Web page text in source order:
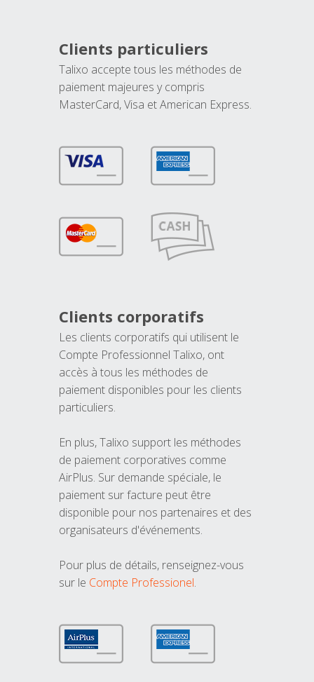
Clients particuliers
Talixo accepte tous les méthodes de
paiement majeures y compris
MasterCard, Visa et American Express.
Clients corporatifs
Les clients corporatifs qui utilisent le
Compte Professionnel Talixo, ont
accès à tous les méthodes de
paiement disponibles pour les clients
particuliers.
En plus, Talixo support les méthodes
de paiement corporatives comme
AirPlus. Sur demande spéciale, le
paiement sur facture peut être
disponible pour nos partenaires et des
organisateurs d'événements.
Pour plus de détails, renseignez-vous
sur le Compte Professionel.